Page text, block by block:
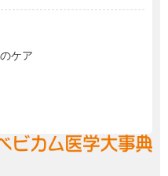
ケア